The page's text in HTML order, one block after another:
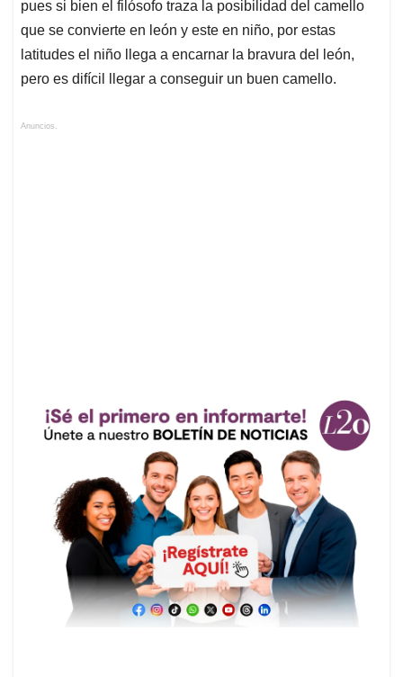
pues si bien el filósofo traza la posibilidad del camello
que se convierte en león y este en niño, por estas
latitudes el niño llega a encarnar la bravura del león,
pero es difícil llegar a conseguir un buen camello.
Anuncios.